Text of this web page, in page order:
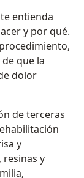
entienda
y por qué.
que la
dolor
de terceras
y
resinas y